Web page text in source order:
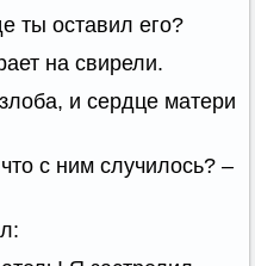
ты оставил его?
на свирели.
и сердце матери
с ним случилось? –